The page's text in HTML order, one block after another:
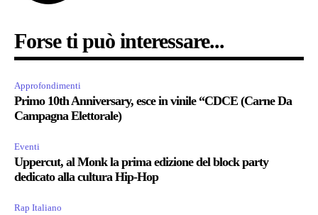
Forse ti può interessare...
Approfondimenti
Primo 10th Anniversary, esce in vinile “CDCE (Carne Da
Campagna Elettorale)
Eventi
Uppercut, al Monk la prima edizione del block party
dedicato alla cultura Hip-Hop
Rap Italiano